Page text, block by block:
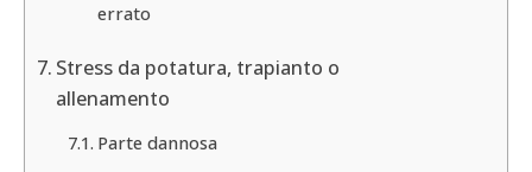
errato
Stress da potatura, trapianto o
allenamento
Parte dannosa